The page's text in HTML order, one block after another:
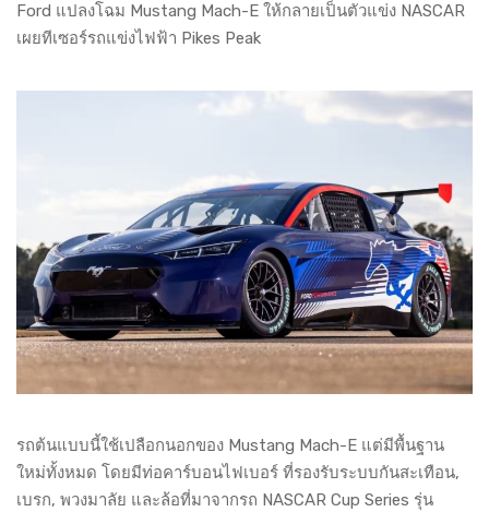
Ford แปลงโฉม Mustang Mach-E ให้กลายเป็นตัวแข่ง NASCAR
เผยทีเซอร์รถแข่งไฟฟ้า Pikes Peak
รถต้นแบบนี้ใช้เปลือกนอกของ Mustang Mach-E แต่มีพื้นฐาน
ใหม่ทั้งหมด โดยมีท่อคาร์บอนไฟเบอร์ ที่รองรับระบบกันสะเทือน,
เบรก, พวงมาลัย และล้อที่มาจากรถ NASCAR Cup Series รุ่น